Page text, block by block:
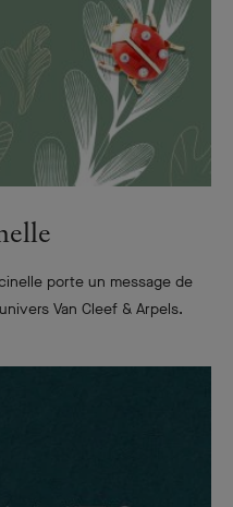
porte un message de
Van Cleef & Arpels.